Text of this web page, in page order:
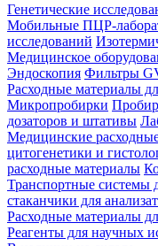
Генетические
Мобильные ПЦР-
исследований
Медицинское
Эндоскопия Фильтры
Расходные материалы
Микропробирки
дозаторов и штативы
Медицинские
цитогенетики и
расходные материалы
Транспортные системы
стаканчики для
Расходные материалы
Реагенты для научных